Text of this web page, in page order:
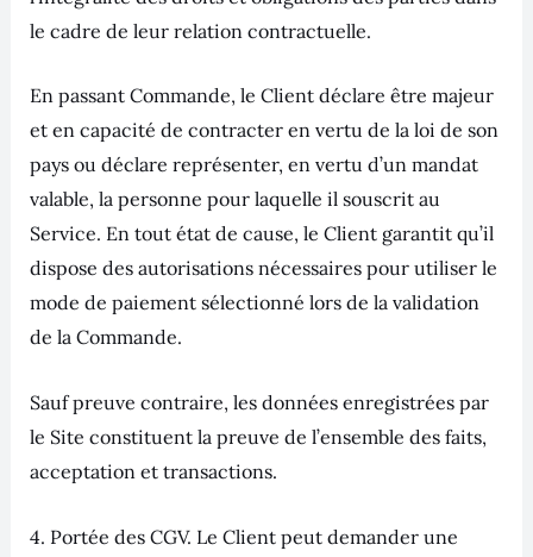
le cadre de leur relation contractuelle.
En passant Commande, le Client déclare être majeur
et en capacité de contracter en vertu de la loi de son
pays ou déclare représenter, en vertu d’un mandat
valable, la personne pour laquelle il souscrit au
Service. En tout état de cause, le Client garantit qu’il
dispose des autorisations nécessaires pour utiliser le
mode de paiement sélectionné lors de la validation
de la Commande.
Sauf preuve contraire, les données enregistrées par
le Site constituent la preuve de l’ensemble des faits,
acceptation et transactions.
4. Portée des CGV. Le Client peut demander une